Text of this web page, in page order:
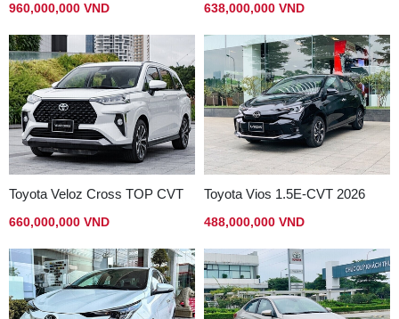
960,000,000 VND 638,000,000 VND
Toyota Veloz Cross TOP CVT
660,000,000 VND
Toyota Vios 1.5E-CVT 2026
488,000,000 VND